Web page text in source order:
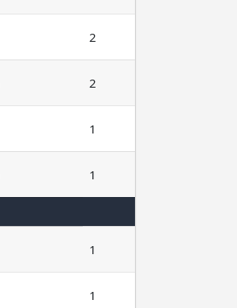
2
2
1
1
1
1